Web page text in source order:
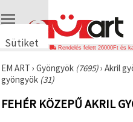
Sütiket
🍪 Cookie-
kat és
technológiákat
használunk
Rendelés felett 26000Ft és
EM ART › Gyöngyök (7695)› Akril
gyöngyök (31)
FEHÉR KÖZEPŰ AKRIL